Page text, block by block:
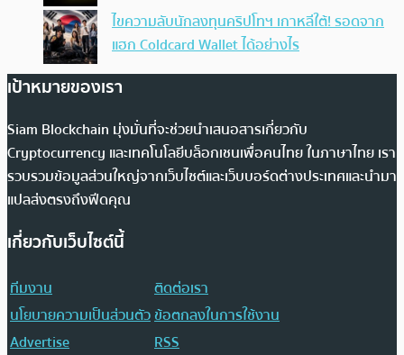
ไขความลับนักลงทุนคริปโทฯ เกาหลีใต้! รอดจาก
แฮก Coldcard Wallet ได้อย่างไร
เป้าหมายของเรา
Siam Blockchain มุ่งมั่นที่จะช่วยนำเสนอสารเกี่ยวกับ
Cryptocurrency และเทคโนโลยีบล็อกเชนเพื่อคนไทย ในภาษาไทย เรา
รวบรวมข้อมูลส่วนใหญ่จากเว็บไซต์และเว็บบอร์ดต่างประเทศและนำมา
แปลส่งตรงถึงฟีดคุณ
เกี่ยวกับเว็บไซต์นี้
ทีมงาน
ติดต่อเรา
นโยบายความเป็นส่วนตัวข้อตกลงในการใช้งาน
Advertise
RSS